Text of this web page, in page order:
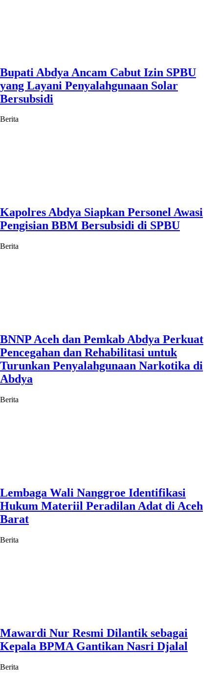
Bupati Abdya Ancam Cabut Izin SPBU
yang Layani Penyalahgunaan Solar
Bersubsidi
Berita
Kapolres Abdya Siapkan Personel Awasi
Pengisian BBM Bersubsidi di SPBU
Berita
BNNP Aceh dan Pemkab Abdya Perkuat
Pencegahan dan Rehabilitasi untuk
Turunkan Penyalahgunaan Narkotika di
Abdya
Berita
Lembaga Wali Nanggroe Identifikasi
Hukum Materiil Peradilan Adat di Aceh
Barat
Berita
Mawardi Nur Resmi Dilantik sebagai
Kepala BPMA Gantikan Nasri Djalal
Berita